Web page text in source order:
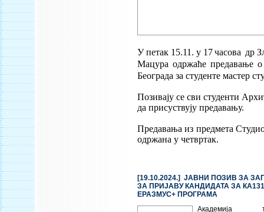
У петак 15.11. у 17часова др
Мацура одржаће предавање о
Београда за студенте мастер
Позивају се сви студенти
да присуствују предавању.
Предавања из предмета
одржана у четвртак.
[19.10.2024.] ЈАВНИ ПОЗИВ ЗА
ЗА ПРИЈАВУ КАНДИДАТА ЗА
ЕРАЗМУС+ ПРОГРАМА
Академија